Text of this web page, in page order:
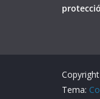
Tema: